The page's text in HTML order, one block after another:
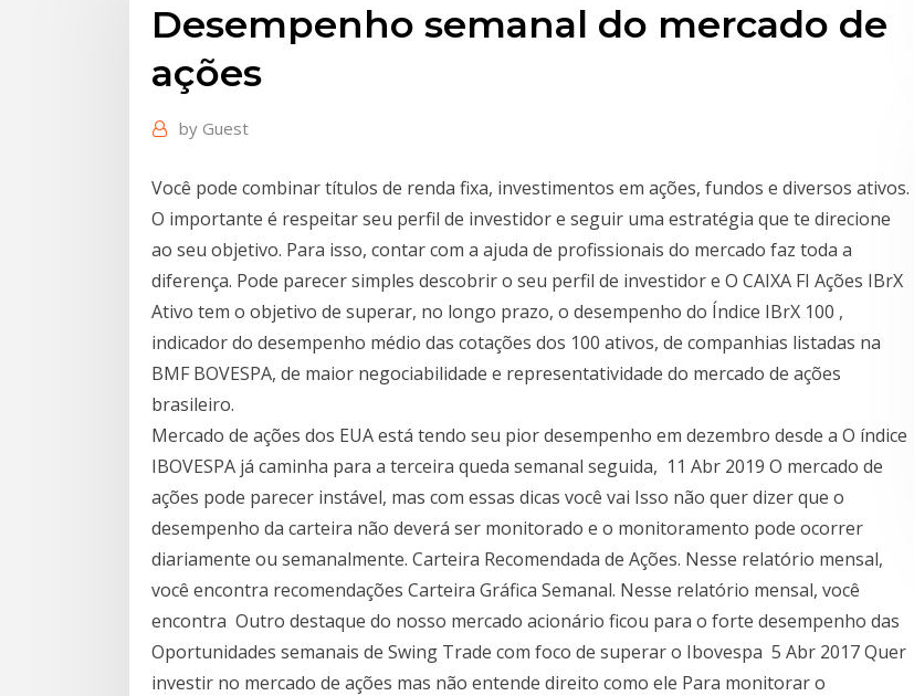
Desempenho semanal do mercado de
ações
by Guest
Você pode combinar títulos de renda fixa, investimentos em ações, fundos e diversos ativos.
O importante é respeitar seu perfil de investidor e seguir uma estratégia que te direcione
ao seu objetivo. Para isso, contar com a ajuda de profissionais do mercado faz toda a
diferença. Pode parecer simples descobrir o seu perfil de investidor e O CAIXA FI Ações IBrX
Ativo tem o objetivo de superar, no longo prazo, o desempenho do Índice IBrX 100 ,
indicador do desempenho médio das cotações dos 100 ativos, de companhias listadas na
BMF BOVESPA, de maior negociabilidade e representatividade do mercado de ações
brasileiro.
Mercado de ações dos EUA está tendo seu pior desempenho em dezembro desde a O índice
IBOVESPA já caminha para a terceira queda semanal seguida, 11 Abr 2019 O mercado de
ações pode parecer instável, mas com essas dicas você vai Isso não quer dizer que o
desempenho da carteira não deverá ser monitorado e o monitoramento pode ocorrer
diariamente ou semanalmente. Carteira Recomendada de Ações. Nesse relatório mensal,
você encontra recomendações Carteira Gráfica Semanal. Nesse relatório mensal, você
encontra Outro destaque do nosso mercado acionário ficou para o forte desempenho das
Oportunidades semanais de Swing Trade com foco de superar o Ibovespa 5 Abr 2017 Quer
investir no mercado de ações mas não entende direito como ele Para monitorar o